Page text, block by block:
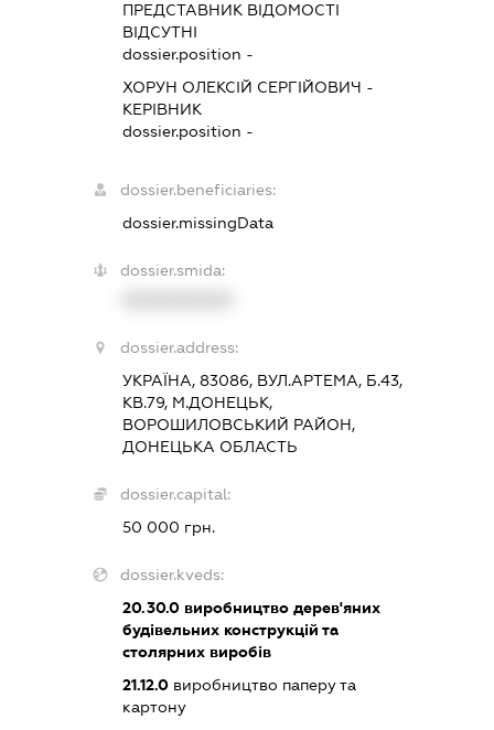
ПРЕДСТАВНИКВІДОМОСТІ
ВІДСУТНІ
dossier.position -
ХОРУН ОЛЕКСІЙ СЕРГІЙОВИЧ -
КЕРІВНИК
dossier.position -
dossier.beneficiaries:
dossier.missingData
dossier.smida:
dossier.address:
УКРАЇНА, 83086, ВУЛ.АРТЕМА, Б.43,
КВ.79, М.ДОНЕЦЬК,
ВОРОШИЛОВСЬКИЙ РАЙОН,
ДОНЕЦЬКА ОБЛАСТЬ
dossier.capital:
50 000 грн.
dossier.kveds:
20.30.0виробництво дерев'яних
будівельних конструкцій та
столярних виробів
21.12.0виробництво паперу та
картону